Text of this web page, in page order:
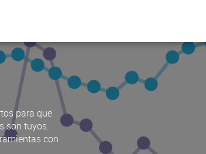
para que
son tuyos.
con